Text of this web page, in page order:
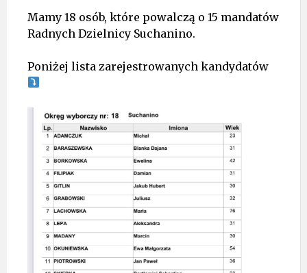
Mamy 18 osób, które powalczą o 15 mandatów
Radnych Dzielnicy Suchanino.
Poniżej lista zarejestrowanych kandydatów